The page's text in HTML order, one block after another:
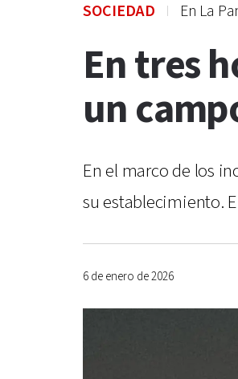
SOCIEDAD En La
En tres
un
En el marco de los
su establecimiento.
6 de enero de 2026